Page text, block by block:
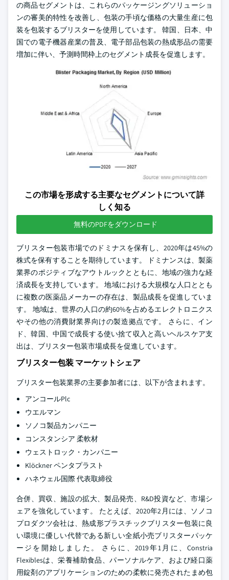
の商品セグメントは、これらのパッケージングソリューショ
ンの審美的特性を改善し、包装の手頃な価格の大量生産に包
装を包装するブリスターを使用しています。 韓国、日本、中
国での電子機器産業の普及、電子部品包装の熱成形品の需要
増加に伴い、予測時間枠上のセグメント成長を促進します。
この市場を形成する主要なセグメントについて詳
しく知る
無料のPDFをダウンロード
ブリスター包装市場でのドミナスを保有し、2020年は45%の
株式を保有することを期待しています。 ドミナンスは、製薬
業界のポジティブなアウトルックとともに、地域の強力な経
済成長を支持しています。 地域における大規模な人口ととも
に複数の医薬品メーカーの存在は、製品成長を促進していま
す。 地域は、世界の人口の約60%を占めるエレクトロニクス
やその他の消費財業界向けの製造拠点です。 さらに、イン
ド、韓国、中国で成長する使い捨て収入と高いヘルスケア支
出は、ブリスター包装市場成長を促進しています。
ブリスター包装 マーケットシェア
ブリスター包装業界の主要参加者には、以下が含まれます。
アンコールPlc
ウエルマン
ソノコ製品カンパニー
コンスタンシア 柔軟材
ウェストロック・カンパニー
Klöckner ペンタプラスト
ハネウェル国際 代表取締役
合併、買収、施設の拡大、製品発売、R&D投資など、市場シ
ェアを強化しています。 たとえば、2020年2月には、ソノコ
プロダクツ会社は、熱成形プラスチックブリスター包装に良
い環境に優しい代替である新しい全紙小売ブリスターパッケ
ージを開始しました。 さらに、2019年1月に、Constria
Flexiblesは、栄養補助食品、パーソナルケア、および経口薬
用錠剤のアプリケーションのための柔軟に発売されたまめ包